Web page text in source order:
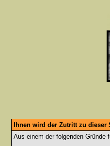
Ihnen wird der Zutritt zu dieser
Aus einem der folgenden Gründe